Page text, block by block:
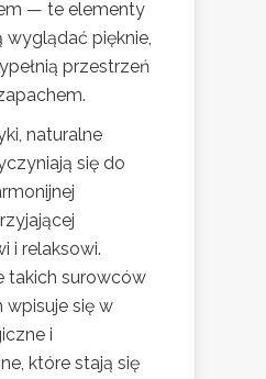
— te elementy
wyglądać pięknie,
przestrzeń
naturalne
się do
i relaksowi.
takich surowców
się w
i
które stają się